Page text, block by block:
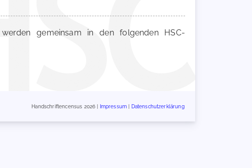
werden gemeinsam in den folgenden HSC-
Handschriftencensus 2026 | Impressum Datenschutzerklärung